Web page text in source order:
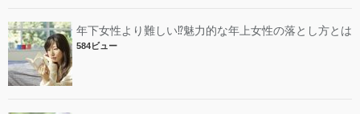
年下女性より難しい⁉︎魅力的な年上女性の落とし方とは
584ビュー